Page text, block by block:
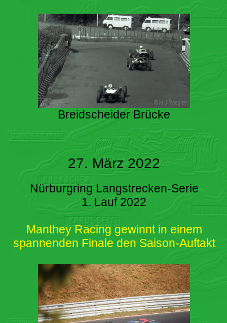
Breidscheider Brücke
27. März 2022
Nürburgring Langstrecken-Serie
1. Lauf 2022
Manthey Racing gewinnt in einem
spannenden Finale den Saison-Auftakt